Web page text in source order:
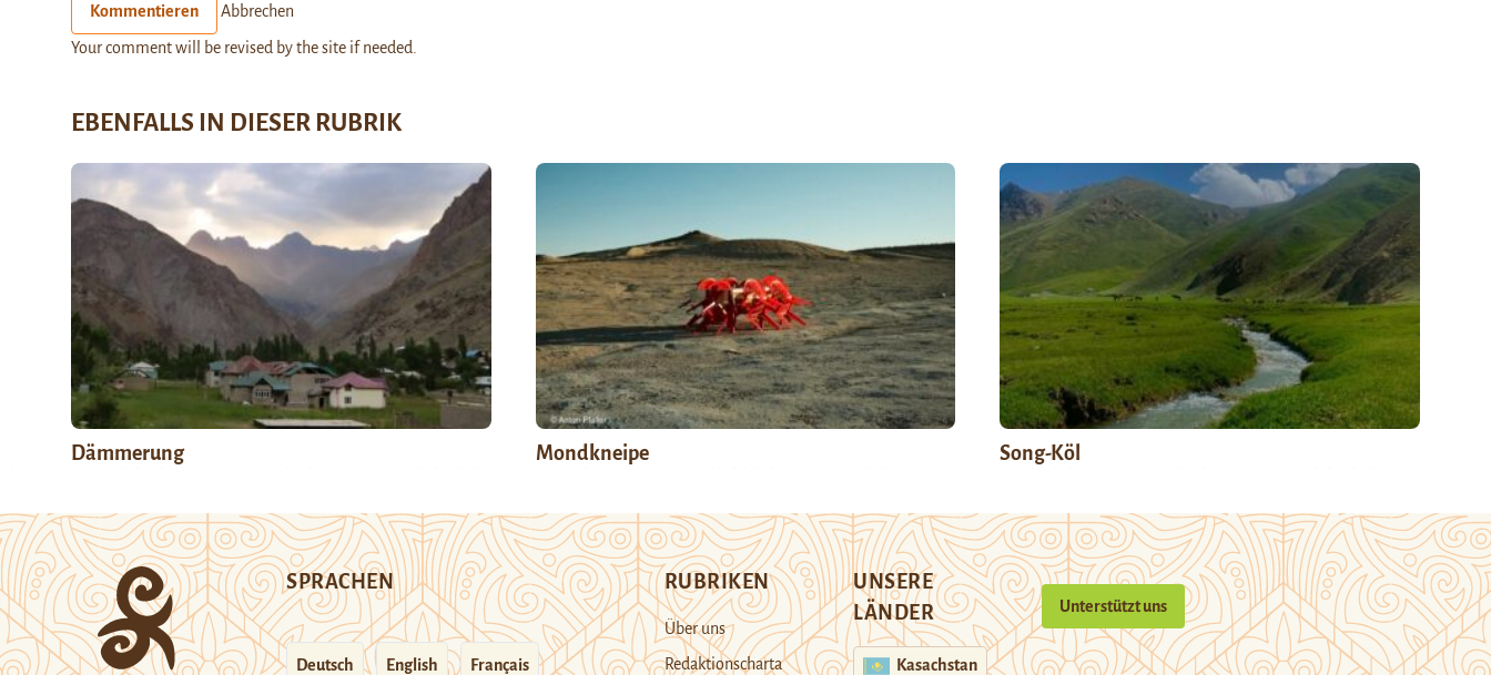
Kommentieren Abbrechen
Your comment will be revised by the site if needed.
EBENFALLS IN DIESER RUBRIK
Dämmerung Mondkneipe Song-Köl
SPRACHEN
Deutsch English Français
RUBRIKEN
Über uns
Redaktionscharta
UNSERE
LÄNDER
Kasachstan
Unterstützt uns